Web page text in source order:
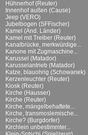
Hühnerhof (Reuter)
Innenhof außen (Cause)
Jeep (VERO)
Jubelbogen (SFFischer)
Kamel (And. Länder)
Kamel mit Treiber (Reuter)
Kanalbrücke, merkwürdige...
Kanone mit Zugmaschine...
Karussel (Matador)
Karusselantrieb (Matador)
Katze, blauohrig (Schowanek)
Kerzenleuchter (Reuter)
Kiosk (Reuter)
Kirche (Hausser)
Kirche (Reuter)
Kirche, mängelbehaftete...
Kirche, transmoslemische...
Kirche? (Burgdorfer)
Kirchlein unbestimmter...